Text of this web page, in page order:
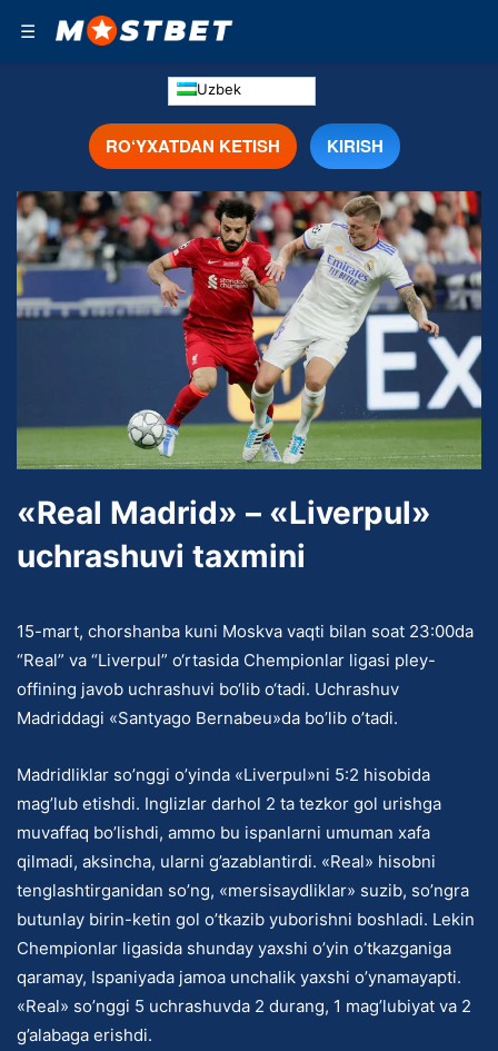
☰
Uzbek
RO‘YXATDAN KETISH KIRISH
«Real Madrid» – «Liverpul»
uchrashuvi taxmini
15-mart, chorshanba kuni Moskva vaqti bilan soat 23:00da
“Real” va “Liverpul” o‘rtasida Chempionlar ligasi pley-
offining javob uchrashuvi bo‘lib o‘tadi. Uchrashuv
Madriddagi «Santyago Bernabeu»da bo’lib o’tadi.
Madridliklar so’nggi o’yinda «Liverpul»ni 5:2 hisobida
mag’lub etishdi. Inglizlar darhol 2 ta tezkor gol urishga
muvaffaq bo’lishdi, ammo bu ispanlarni umuman xafa
qilmadi, aksincha, ularni g’azablantirdi. «Real» hisobni
tenglashtirganidan so’ng, «mersisaydliklar» suzib, so’ngra
butunlay birin-ketin gol o’tkazib yuborishni boshladi. Lekin
Chempionlar ligasida shunday yaxshi o’yin o’tkazganiga
qaramay, Ispaniyada jamoa unchalik yaxshi o’ynamayapti.
«Real» so’nggi 5 uchrashuvda 2 durang, 1 mag’lubiyat va 2
g’alabaga erishdi.